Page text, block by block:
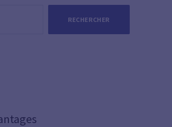
RECHERCHER